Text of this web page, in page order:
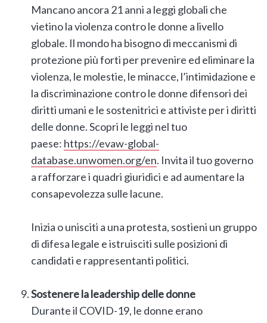
Mancano ancora 21 anni a leggi globali che
vietino la violenza contro le donne a livello
globale. Il mondo ha bisogno di meccanismi di
protezione più forti per prevenire ed eliminare la
violenza, le molestie, le minacce, l’intimidazione e
la discriminazione contro le donne difensori dei
diritti umani e le sostenitrici e attiviste per i diritti
delle donne. Scopri le leggi nel tuo
paese: https://evaw-global-
database.unwomen.org/en. Invita il tuo governo
a rafforzare i quadri giuridici e ad aumentare la
consapevolezza sulle lacune.
Inizia o unisciti a una protesta, sostieni un gruppo
di difesa legale e istruisciti sulle posizioni di
candidati e rappresentanti politici.
Sostenere la leadership delle donne
Durante il COVID-19, le donne erano